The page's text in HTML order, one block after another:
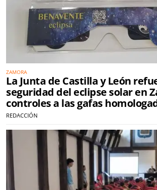
ZAMORA
La Junta de Castilla y León
seguridad del eclipse solar en
controles a las gafas
REDACCIÓN